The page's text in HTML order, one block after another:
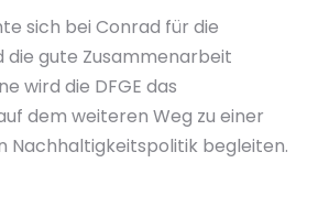
sich bei Conrad für die
die gute Zusammenarbeit
wird die DFGE das
dem weiteren Weg zu einer
Nachhaltigkeitspolitik begleiten.